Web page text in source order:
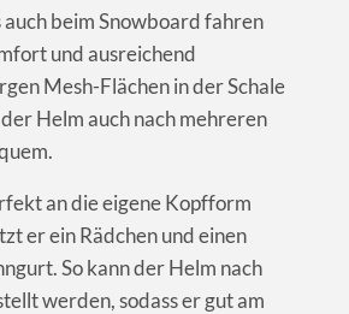
auch beim Snowboard fahren
und ausreichend
Mesh-Flächen in der Schale
Helm auch nach mehreren
an die eigene Kopfform
er ein Rädchen und einen
So kann der Helm nach
werden, sodass er gut am